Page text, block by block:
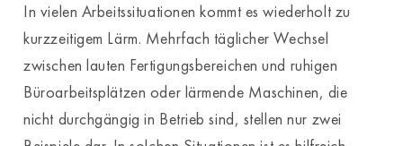
In vielen Arbeitssituationen kommt es wiederholt zu
kurzzeitigem Lärm. Mehrfach täglicher Wechsel
zwischen lauten Fertigungsbereichen und ruhigen
Büroarbeitsplätzen oder lärmende Maschinen, die
nicht durchgängig in Betrieb sind, stellen nur zwei